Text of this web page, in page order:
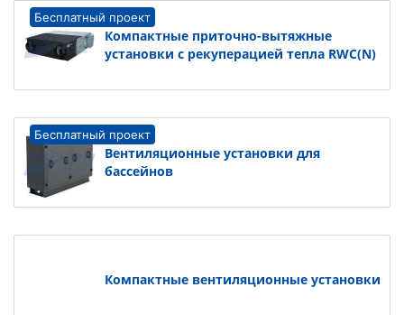
Бесплатный проект
Компактные приточно-вытяжные
установки с рекуперацией тепла RWC(N)
Бесплатный проект
Вентиляционные установки для
бассейнов
Компактные вентиляционные установки